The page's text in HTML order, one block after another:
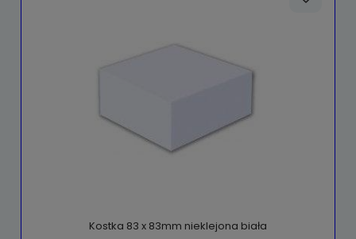
Kostka 83 x 83mm nieklejona biała